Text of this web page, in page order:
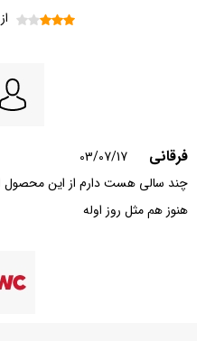
از 1 رای (3)
فرقانی
03/07/17
هنوز هم مثل روز اوله